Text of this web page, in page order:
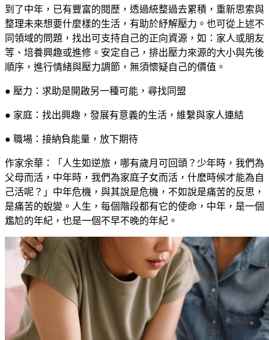
到了中年，已有豐富的閱歷，透過統整過去累積，重新思索與
整理未來想要什麼樣的生活，有助於紓解壓力。也可從上述不
同領域的問題，找出可支持自己的正向資源，如：家人或朋友
等、培養興趣或進修。安定自己，排出壓力來源的大小與先後
順序，進行情緒與壓力調節，無須懷疑自己的價值。
● 壓力：求助是開啟另一種可能，尋找同盟
● 家庭：找出興趣，發展有意義的生活，維繫與家人連結
● 職場：接納負能量，放下期待
作家余華：「人生如逆旅，哪有歲月可回頭？少年時，我們為
父母而活，中年時，我們為家庭子女而活，什麽時候才能為自
己活呢？」中年危機，與其說是危機，不如說是痛苦的反思，
是痛苦的蛻變。人生，每個階段都有它的使命，中年，是一個
尷尬的年紀，也是一個不早不晚的年紀。